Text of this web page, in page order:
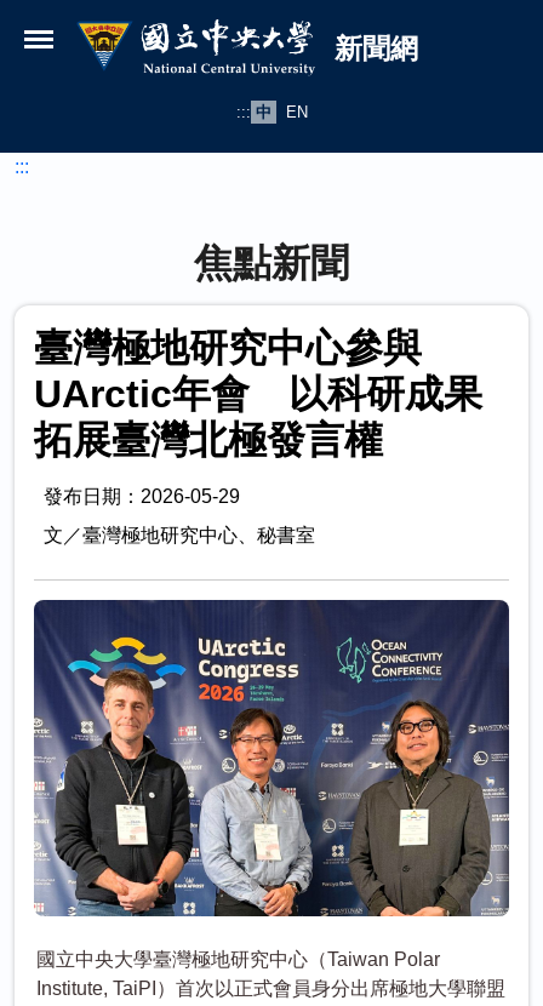
國立中央大學新聞網
新聞網
::: 中 EN
:::
焦點新聞
臺灣極地研究中心參與
UArctic年會 以科研成果
拓展臺灣北極發言權
發布日期：2026-05-29
文／臺灣極地研究中心、秘書室
國立中央大學臺灣極地研究中心（Taiwan Polar
Institute, TaiPI）首次以正式會員身分出席極地大學聯盟